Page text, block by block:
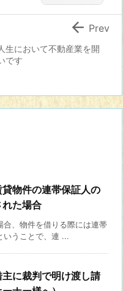
生において不動産業を開
です
 Prev
物件の連帯保証人の
た場合
合、物件を借りる際には連帯
いうことで、連 ...
に裁判で明け渡し請